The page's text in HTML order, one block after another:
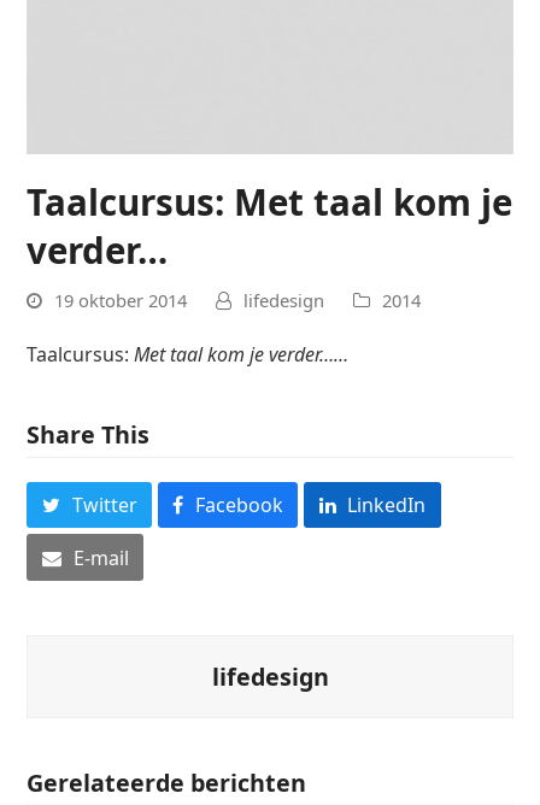
Taalcursus: Met taal kom je
verder…
19 oktober 2014 lifedesign 2014
Taalcursus:Met taal kom je verder……
Share This
Twitter Facebook
LinkedIn
E-mail
lifedesign
Gerelateerde berichten